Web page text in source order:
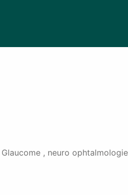
, neuro